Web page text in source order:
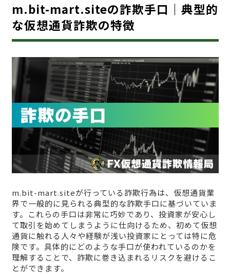
m.bit-mart.siteの詐欺手口｜典型的
な仮想通貨詐欺の特徴
m.bit-mart.siteが行っている詐欺行為は、仮想通貨業
界で一般的に見られる典型的な詐欺手口に基づいていま
す。これらの手口は非常に巧妙であり、投資家が安心し
て取引を始めてしまうように仕向けるため、初めて仮想
通貨に触れる人々や経験が浅い投資家にとっては特に危
険です。具体的にどのような手口が使われているのかを
理解することで、詐欺に巻き込まれるリスクを避けるこ
とができます。